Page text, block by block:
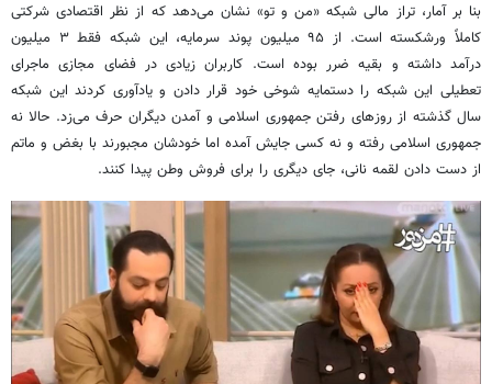
بنا بر آمار، تراز مالی شبکه «من و تو» نشان می‌دهد که از نظر اقتصادی شرکتی
کاملاً ورشکسته است. از ۹۵ میلیون پوند سرمایه، این شبکه فقط ۳ میلیون
درآمد داشته و بقیه ضرر بوده است. کاربران زیادی در فضای مجازی ماجرای
تعطیلی این شبکه را دستمایه شوخی خود قرار دادن و یادآوری کردند این شبکه
سال گذشته از روزهای رفتن جمهوری اسلامی و آمدن دیگران حرف می‌زد. حالا نه
جمهوری اسلامی رفته و نه کسی جایش آمده اما خودشان مجبورند با بغض و ماتم
از دست دادن لقمه نانی، جای دیگری را برای فروش وطن پیدا کنند.